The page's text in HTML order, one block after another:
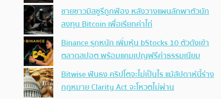
ชายชาวมิสซูรีถูกฟ้อง หลังวางแผนลักพาตัวนัก
ลงทุน Bitcoin เพื่อเรียกค่าไถ่
Binance รุกหนัก เพิ่มหุ้น bStocks 10 ตัวดังเข้า
ตลาดสปอต พร้อมแคมเปญฟรีค่าธรรมเนียม
Bitwise ฟันธง คริปโตจะไม่เป็นไร แม้สัปดาห์นี้ร่าง
กฎหมาย Clarity Act จะโหวตไม่ผ่าน